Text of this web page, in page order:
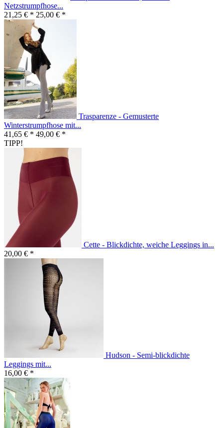
Netzstrumpfhose...
21,25 € * 25,00 € *
Trasparenze - Gemusterte
Winterstrumpfhose mit...
41,65 € * 49,00 € *
TIPP!
Cette - Blickdichte, weiche Leggings in...
20,00 € *
Hudson - Semi-blickdichte
Leggings mit...
16,00 € *